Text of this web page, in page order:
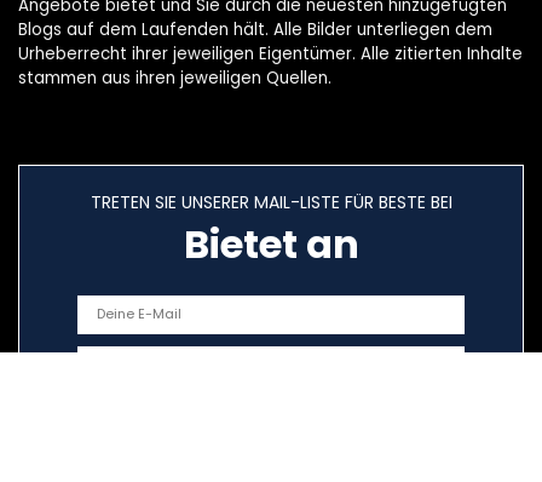
Angebote bietet und Sie durch die neuesten hinzugefügten
Blogs auf dem Laufenden hält. Alle Bilder unterliegen dem
Urheberrecht ihrer jeweiligen Eigentümer. Alle zitierten Inhalte
stammen aus ihren jeweiligen Quellen.
TRETEN SIE UNSERER MAIL-LISTE FÜR BESTE BEI
Bietet an